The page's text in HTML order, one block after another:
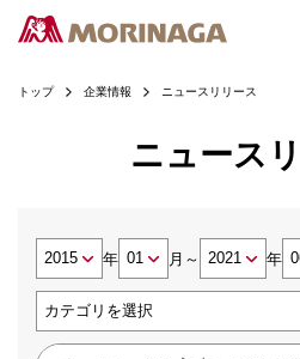
トップ 企業情報 ニュースリリース
ニュース
年 月 ～ 年